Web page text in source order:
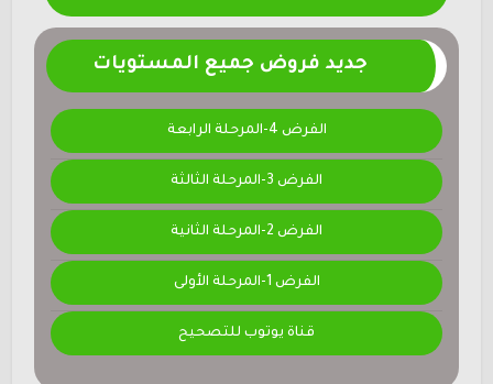
جديد فروض جميع المستويات
الفرض 4-المرحلة الرابعة
الفرض 3-المرحلة الثالثة
الفرض 2-المرحلة الثانية
الفرض 1-المرحلة الأولى
قناة يوتوب للتصحيح